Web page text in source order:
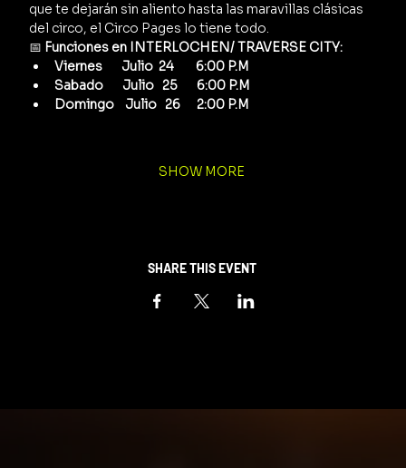
que te dejarán sin aliento hasta las maravillas clásicas
del circo, el Circo Pages lo tiene todo.
📅 Funciones en INTERLOCHEN/ TRAVERSE CITY:
Viernes       Julio  24        6:00 P.M
Sabado       Julio   25       6:00 P.M
Domingo    Julio   26      2:00 P.M
SHOW MORE
SHARE THIS EVENT